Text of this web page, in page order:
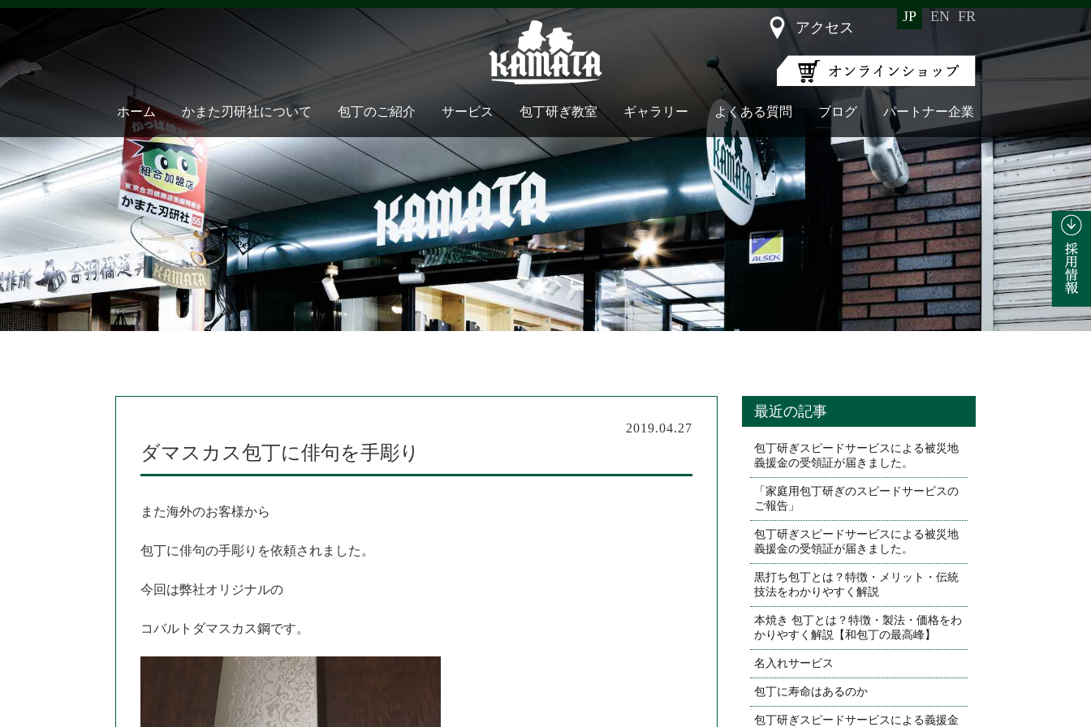
EN FR
JP
ホーム かまた刃研社について 包丁のご紹介 サービス 包丁研ぎ教室 ギャラリー よくある質問 ブログ パートナー企業
アクセス
2019.04.27
ダマスカス包丁に俳句を手彫り
また海外のお客様から
包丁に俳句の手彫りを依頼されました。
今回は弊社オリジナルの
コバルトダマスカス鋼です。
最近の記事
包丁研ぎスピードサービスによる被災地
義援金の受領証が届きました。
「家庭用包丁研ぎのスピードサービスの
ご報告」
包丁研ぎスピードサービスによる被災地
義援金の受領証が届きました。
黒打ち包丁とは？特徴・メリット・伝統
技法をわかりやすく解説
本焼き 包丁とは？特徴・製法・価格をわ
かりやすく解説【和包丁の最高峰】
名入れサービス
包丁に寿命はあるのか
包丁研ぎスピードサービスによる義援金